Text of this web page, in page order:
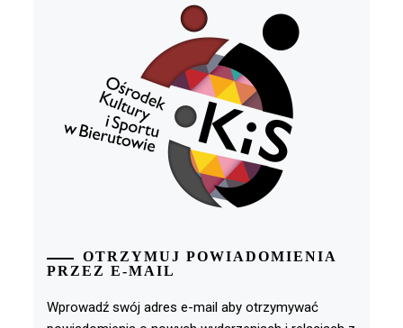
OTRZYMUJ POWIADOMIENIA
PRZEZ E-MAIL
Wprowadź swój adres e-mail aby otrzymywać